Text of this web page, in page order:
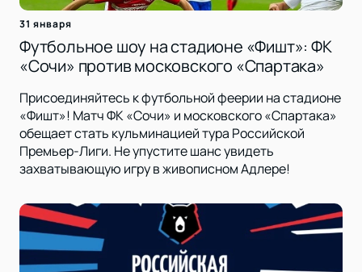
31 января
Футбольное шоу на стадионе «Фишт»: ФК
«Сочи» против московского «Спартака»
Присоединяйтесь к футбольной феерии на стадионе
«Фишт»! Матч ФК «Сочи» и московского «Спартака»
обещает стать кульминацией тура Российской
Премьер-Лиги. Не упустите шанс увидеть
захватывающую игру в живописном Адлере!